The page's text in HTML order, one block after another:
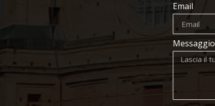
Email
Messaggio